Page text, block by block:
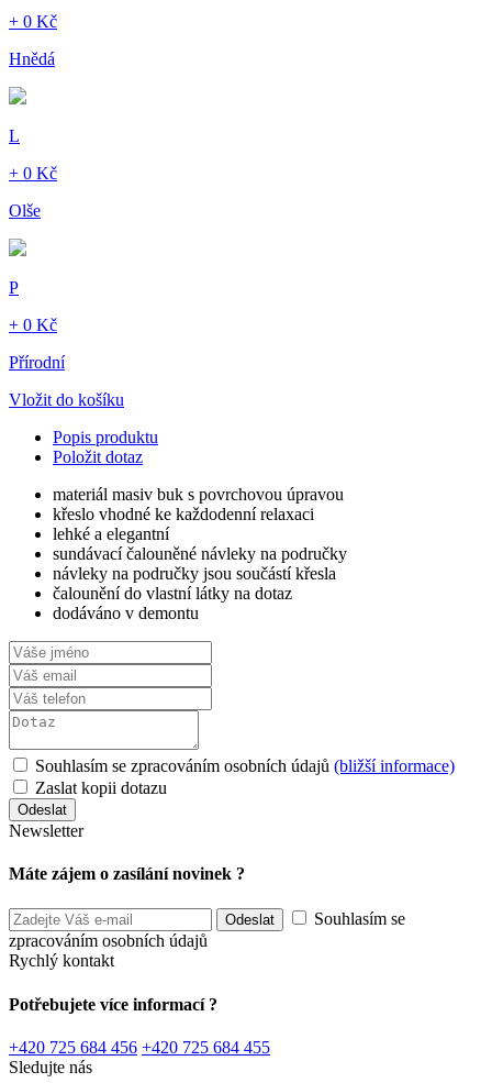
+ 0 Kč
Hnědá
L
+ 0 Kč
Olše
P
+ 0 Kč
Přírodní
Vložit do košíku
Popis produktu
Položit dotaz
materiál masiv buk s povrchovou úpravou
křeslo vhodné ke každodenní relaxaci
lehké a elegantní
sundávací čalouněné návleky na područky
návleky na područky jsou součástí křesla
čalounění do vlastní látky na dotaz
dodáváno v demontu
Souhlasím se zpracováním osobních údajů (bližší informace)
Zaslat kopii dotazu
Newsletter
Máte zájem o zasílání novinek ?
Souhlasím se
zpracováním osobních údajů
Rychlý kontakt
Potřebujete více informací ?
+420 725 684 456 +420 725 684 455
Sledujte nás